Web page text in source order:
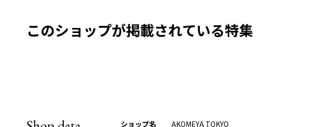
このショップが掲載されている特集
ショップ名
AKOMEYA TOKYO